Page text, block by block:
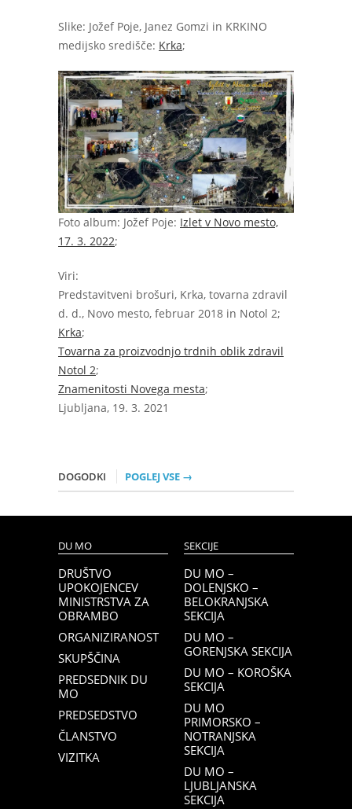
Slike: Jožef Poje, Janez Gomzi in KRKINO
medijsko središče: Krka;
Foto album: Jožef Poje: Izlet v Novo mesto,
17. 3. 2022;
Viri:
Predstavitveni brošuri, Krka, tovarna zdravil
d. d., Novo mesto, februar 2018 in Notol 2;
Krka;
Tovarna za proizvodnjo trdnih oblik zdravil
Notol 2;
Znamenitosti Novega mesta;
Ljubljana, 19. 3. 2021
DOGODKI POGLEJ VSE →
DU MO
DRUŠTVO
UPOKOJENCEV
MINISTRSTVA ZA
OBRAMBO
ORGANIZIRANOST
SKUPŠČINA
PREDSEDNIK DU
MO
PREDSEDSTVO
ČLANSTVO
VIZITKA
SEKCIJE
DU MO –
DOLENJSKO –
BELOKRANJSKA
SEKCIJA
DU MO –
GORENJSKA SEKCIJA
DU MO – KOROŠKA
SEKCIJA
DU MO
PRIMORSKO –
NOTRANJSKA
SEKCIJA
DU MO –
LJUBLJANSKA
SEKCIJA